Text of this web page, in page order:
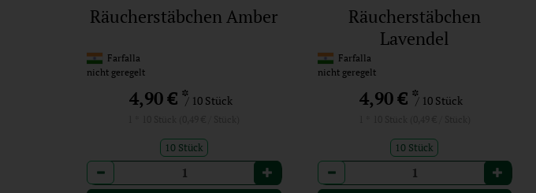
Räucherstäbchen Amber
Farfalla
nicht geregelt
4,90 €*/ 10 Stück
10 Stück
Anzahl
Räucherstäbchen
Lavendel
Farfalla
nicht geregelt
4,90 € */ 10 Stück
10 Stück
Anzahl